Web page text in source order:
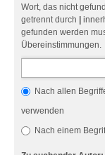
Wort, das nicht
getrennt durch |
gefunden werden
Übereinstimmungen.
Nach allen
verwenden
Nach einem